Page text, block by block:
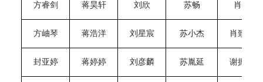
方睿剑 蒋昊轩 刘欣 苏畅 肖懿
方岫琴 蒋浩洋 刘星宸 苏小杰 肖致远
封亚婷 蒋婷婷 刘彦麟 苏胤延 谢振华